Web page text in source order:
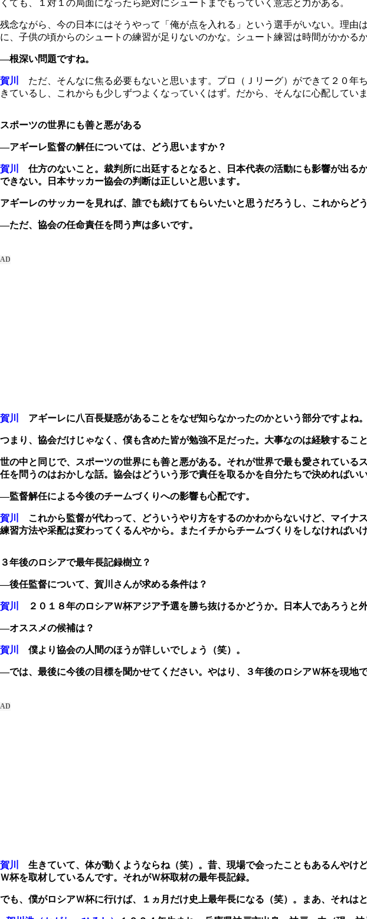
くても、１対１の局面になったら絶対にシュートまでもっていく意志と力がある。
残念ながら、今の日本にはそうやって「俺が点を入れる」という選手がいない。理
に、子供の頃からのシュートの練習が足りないのかな。シュート練習は時間がかかる
―根深い問題ですね。
賀川
ただ、そんなに焦る必要もないと思います。プロ（Ｊリーグ）ができて２０年
きているし、これからも少しずつよくなっていくはず。だから、そんなに心配していま
スポーツの世界にも善と悪がある
―アギーレ監督の解任については、どう思いますか？
賀川
仕方のないこと。裁判所に出廷するとなると、日本代表の活動にも影響が出る
できない。日本サッカー協会の判断は正しいと思います。
アギーレのサッカーを見れば、誰でも続けてもらいたいと思うだろうし、これからど
―ただ、協会の任命責任を問う声は多いです。
賀川 アギーレに八百長疑惑があることをなぜ知らなかったのかという部分ですよね
つまり、協会だけじゃなく、僕も含めた皆が勉強不足だった。大事なのは経験するこ
世の中と同じで、スポーツの世界にも善と悪がある。それが世界で最も愛されてい
任を問うのはおかしな話。協会はどういう形で責任を取るかを自分たちで決めればいい
―監督解任による今後のチームづくりへの影響も心配です。
賀川
これから監督が代わって、どういうやり方をするのかわからないけど、マイナ
練習方法や采配は変わってくるんやから。またイチからチームづくりをしなければいけ
３年後のロシアで最年長記録樹立？
―後任監督について、賀川さんが求める条件は？
賀川 ２０１８年のロシアＷ杯アジア予選を勝ち抜けるかどうか。日本人であろうと
―オススメの候補は？
賀川 僕より協会の人間のほうが詳しいでしょう（笑）。
―では、最後に今後の目標を聞かせてください。やはり、３年後のロシアＷ杯を現地
賀川
生きていて、体が動くようならね（笑）。昔、現場で会ったこともあるんやけ
Ｗ杯を取材しているんです。それがＷ杯取材の最年長記録。
でも、僕がロシアＷ杯に行けば、１ヵ月だけ史上最年長になる（笑）。まあ、それ